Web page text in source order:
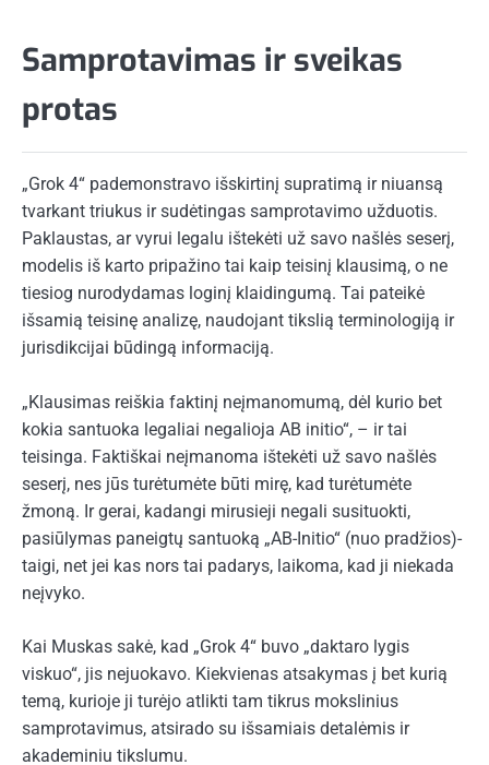
Samprotavimas ir sveikas
protas
„Grok 4“ pademonstravo išskirtinį supratimą ir niuansą
tvarkant triukus ir sudėtingas samprotavimo užduotis.
Paklaustas, ar vyrui legalu ištekėti už savo našlės seserį,
modelis iš karto pripažino tai kaip teisinį klausimą, o ne
tiesiog nurodydamas loginį klaidingumą. Tai pateikė
išsamią teisinę analizę, naudojant tikslią terminologiją ir
jurisdikcijai būdingą informaciją.
„Klausimas reiškia faktinį neįmanomumą, dėl kurio bet
kokia santuoka legaliai negalioja AB initio“, – ir tai
teisinga. Faktiškai neįmanoma ištekėti už savo našlės
seserį, nes jūs turėtumėte būti mirę, kad turėtumėte
žmoną. Ir gerai, kadangi mirusieji negali susituokti,
pasiūlymas paneigtų santuoką „AB-Initio“ (nuo pradžios)-
taigi, net jei kas nors tai padarys, laikoma, kad ji niekada
neįvyko.
Kai Muskas sakė, kad „Grok 4“ buvo „daktaro lygis
viskuo“, jis nejuokavo. Kiekvienas atsakymas į bet kurią
temą, kurioje ji turėjo atlikti tam tikrus mokslinius
samprotavimus, atsirado su išsamiais detalėmis ir
akademiniu tikslumu.